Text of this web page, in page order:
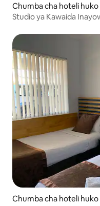
Chumba cha hoteli
Studio ya Kawaida
Chumba cha hoteli